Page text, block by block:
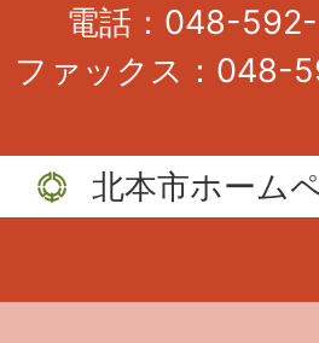
電話：048-
ファックス：048-
北本市ホーム